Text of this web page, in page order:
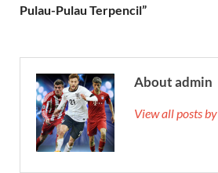
Pulau-Pulau Terpencil”
About admin
View all posts